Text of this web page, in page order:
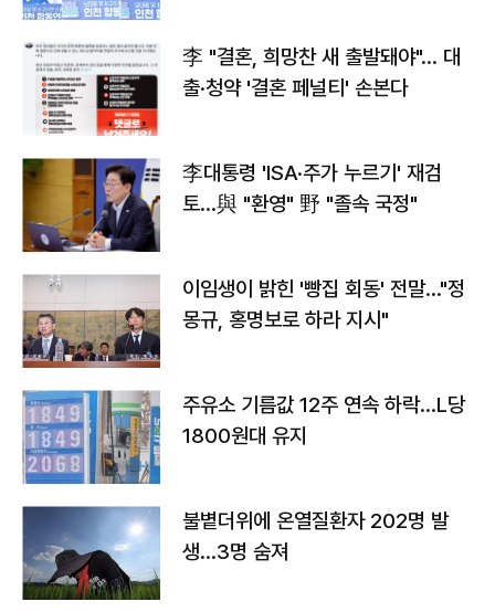
李 "결혼, 희망찬 새 출발돼야"… 대
출·청약 '결혼 페널티' 손본다
李대통령 'ISA·주가 누르기' 재검
토…與 "환영" 野 "졸속 국정"
이임생이 밝힌 '빵집 회동' 전말…"정
몽규, 홍명보로 하라 지시"
주유소 기름값 12주 연속 하락…L당
1800원대 유지
불볕더위에 온열질환자 202명 발
생…3명 숨져